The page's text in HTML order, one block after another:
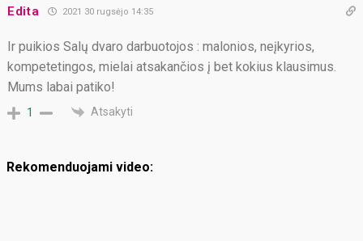
Edita 2021 30 rugsėjo 14:35
Ir puikios Salų dvaro darbuotojos : malonios, neįkyrios,
kompetetingos, mielai atsakančios į bet kokius klausimus.
Mums labai patiko!
1 Atsakyti
Rekomenduojami video: